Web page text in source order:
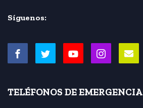
Síguenos:
TELÉFONOS DE EMERGENCIA